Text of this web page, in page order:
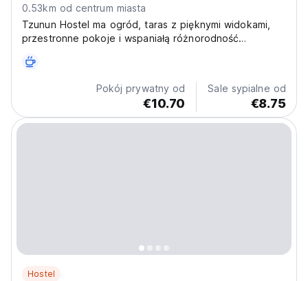
0.53km od centrum miasta
Tzunun Hostel ma ogród, taras z pięknymi widokami,
przestronne pokoje i wspaniałą różnorodność
Pokój prywatny od
€10.70
Sale sypialne od
€8.75
Hostel